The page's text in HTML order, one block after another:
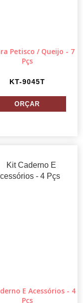
Petisco / Queijo - 7
Pçs
KT-9045T
E Acessórios - 4
Pçs